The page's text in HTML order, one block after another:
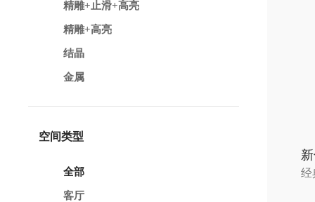
精雕+止滑+高亮
精雕+高亮
结晶
金属
空间类型
全部
客厅
经